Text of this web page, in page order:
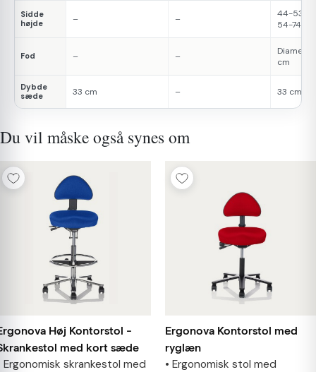
Sidde
højde
– –
44-53
54-74 cm
Fod – –
cm
Dybde
sæde
33 cm – 33 cm
Du vil måske også synes om
Høj Kontorstol -
med kort sæde
Ergonomisk skrankestol med
Ergonova Kontorstol med
ryglæn
• Ergonomisk stol med